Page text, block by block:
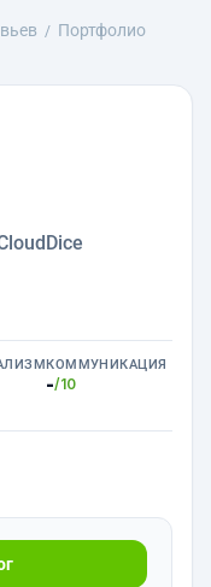
Портфолио
КОММУНИКАЦИЯ
-/10